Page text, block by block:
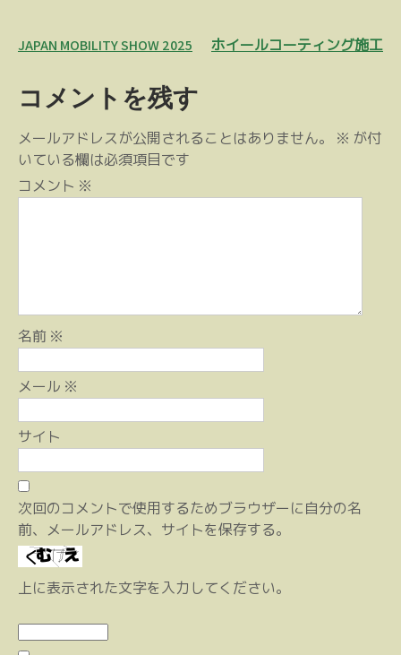
投
ナ
ビ
ゲ
ー
シ
JAPAN MOBILITY SHOW 2025 ホイールコーティング施工
コメントを残す
メールアドレスが公開されることはありません。 ※ が付
いている欄は必須項目です
コメント ※
名前 ※
メール ※
サイト
次回のコメントで使用するためブラウザーに自分の名
前、メールアドレス、サイトを保存する。
上に表示された文字を入力してください。